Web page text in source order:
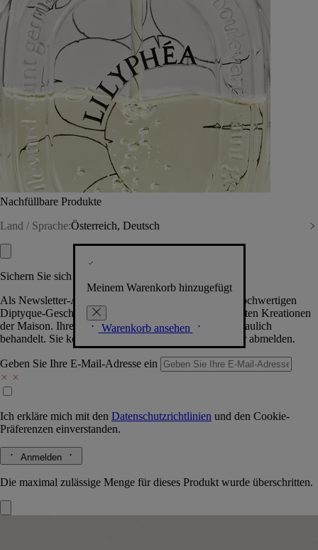
Nachfüllbare Produkte
Land / Sprache:Österreich, Deutsch
Meinem Warenkorb hinzugefügt
Warenkorb ansehen
Sichern Sie sich exklusive Vorteile
Als Newsletter-Abonnent.in erhalten Sie Zugang zu hochwertigen
Diptyque-Geschenken, Events & News über die neuesten Kreationen
der Maison. Ihre Daten werden selbstverständlich vertraulich
behandelt. Sie können sich jederzeit problemlos wieder abmelden.
Geben Sie Ihre E-Mail-Adresse ein
Ich erkläre mich mit den Datenschutzrichtlinien und den Cookie-
Präferenzen einverstanden.
Anmelden
Die maximal zulässige Menge für dieses Produkt wurde überschritten.